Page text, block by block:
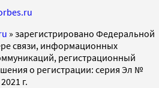
» зарегистрировано Федеральной
связи, информационных
регистрационный
о регистрации: серия Эл №
г.